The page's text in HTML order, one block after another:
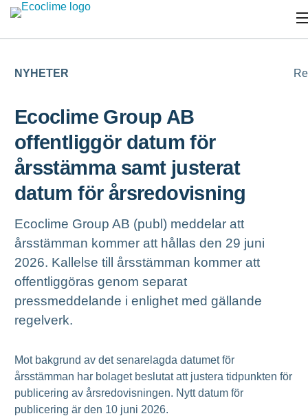
NYHETER
Ecoclime Group AB
offentliggör datum för
årsstämma samt justerat
datum för årsredovisning
Ecoclime Group AB (publ) meddelar att
årsstämman kommer att hållas den 29 juni
2026. Kallelse till årsstämman kommer att
offentliggöras genom separat
pressmeddelande i enlighet med gällande
regelverk.
Mot bakgrund av det senarelagda datumet för
årsstämman har bolaget beslutat att justera tidpunkten för
publicering av årsredovisningen. Nytt datum för
publicering är den 10 juni 2026.